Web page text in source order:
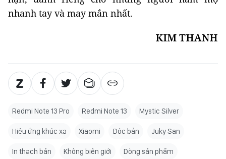
nhanh tay và may mắn nhất.
KIM THANH
Redmi Note 13 Pro Redmi Note 13 Mystic Silver
Hiệu ứng khúc xạ Xiaomi Độc bản Juky San
In thạch bản Không biên giới Dòng sản phẩm